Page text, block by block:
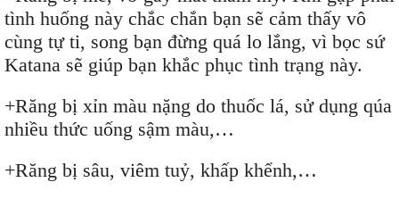
tình huống này chắc chắn bạn sẽ cảm thấy vô
cùng tự ti, song bạn đừng quá lo lắng, vì bọc sứ
Katana sẽ giúp bạn khắc phục tình trạng này.
+Răng bị xỉn màu nặng do thuốc lá, sử dụng qúa
nhiều thức uống sậm màu,…
+Răng bị sâu, viêm tuỷ, khấp khểnh,…